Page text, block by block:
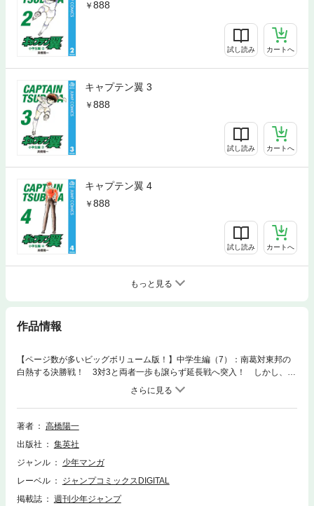
888
試し読み カートへ
キャプテン翼 3
888
試し読み カートへ
キャプテン翼 4
888
試し読み カートへ
もっと見る
作品情報
【ページ数が多いビッグボリューム版！】中学生編（7）：南葛対東邦の
白熱する決勝戦！ 3対3と両者一歩も譲らず延長戦へ突入！ しかし、傷
が悪化した翼にドクターストップが…！ 日向との決着がつかぬまま、翼
著者
高橋陽一
出版社
集英社
ジャンル
少年マンガ
レーベル
ジャンプコミックスDIGITAL
掲載誌
週刊少年ジャンプ